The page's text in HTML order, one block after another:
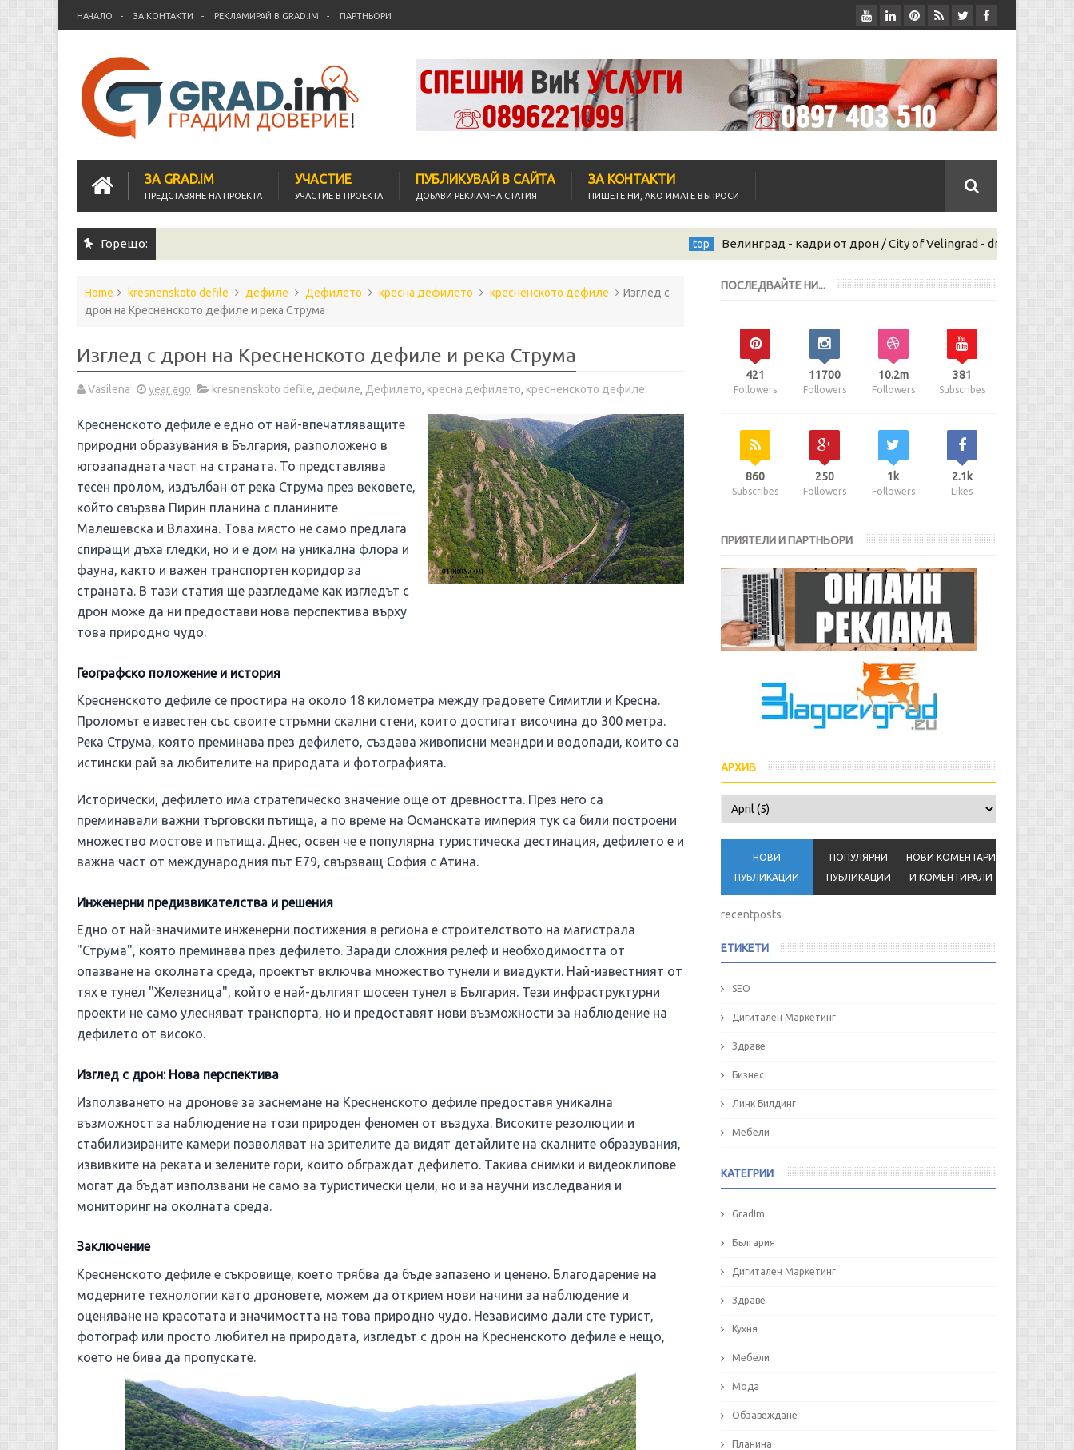
НАЧАЛО ЗА КОНТАКТИ РЕКЛАМИРАЙ В GRAD.IM ПАРТНЬОРИ
ЗА GRAD.IM
ПРЕДСТАВЯНЕ НА ПРОЕКТА
УЧАСТИЕ
УЧАСТИЕ В ПРОЕКТА
ПУБЛИКУВАЙ В САЙТА
ДОБАВИ РЕКЛАМНА СТАТИЯ
ЗА КОНТАКТИ
ПИШЕТЕ НИ, АКО ИМАТЕ ВЪПРОСИ
Горещо: Велинград - кадри от дрон / City of Velingrad - drone photos SEO
Home kresnenskoto defile дефиле Дефилето кресна дефилето кресненското дефиле
Изглед с
дрон на Кресненското дефиле и река Струма
Изглед с дрон на Кресненското дефиле и река Струма
Vasilena year ago kresnenskoto defile, дефиле, Дефилето, кресна дефилето, кресненското дефиле
Кресненското дефиле е едно от най-впечатляващите
природни образувания в България, разположено в
югозападната част на страната. То представлява
тесен пролом, издълбан от река Струма през вековете,
който свързва Пирин планина с планините
Малешевска и Влахина. Това място не само предлага
спиращи дъха гледки, но и е дом на уникална флора и
фауна, както и важен транспортен коридор за
страната. В тази статия ще разгледаме как изгледът с
дрон може да ни предостави нова перспектива върху
това природно чудо.
Географско положение и история
Кресненското дефиле се простира на около 18 километра между градовете Симитли и Кресна.
Проломът е известен със своите стръмни скални стени, които достигат височина до 300 метра.
Река Струма, която преминава през дефилето, създава живописни меандри и водопади, които са
истински рай за любителите на природата и фотографията.
Исторически, дефилето има стратегическо значение още от древността. През него са
преминавали важни търговски пътища, а по време на Османската империя тук са били построени
множество мостове и пътища. Днес, освен че е популярна туристическа дестинация, дефилето е и
важна част от международния път Е79, свързващ София с Атина.
Инженерни предизвикателства и решения
Едно от най-значимите инженерни постижения в региона е строителството на магистрала
"Струма", която преминава през дефилето. Заради сложния релеф и необходимостта от
опазване на околната среда, проектът включва множество тунели и виадукти. Най-известният от
тях е тунел "Железница", който е най-дългият шосеен тунел в България. Тези инфраструктурни
проекти не само улесняват транспорта, но и предоставят нови възможности за наблюдение на
дефилето от високо.
Изглед с дрон: Нова перспектива
Използването на дронове за заснемане на Кресненското дефиле предоставя уникална
възможност за наблюдение на този природен феномен от въздуха. Високите резолюции и
стабилизираните камери позволяват на зрителите да видят детайлите на скалните образувания,
извивките на реката и зелените гори, които обграждат дефилето. Такива снимки и видеоклипове
могат да бъдат използвани не само за туристически цели, но и за научни изследвания и
мониторинг на околната среда.
Заключение
Кресненското дефиле е съкровище, което трябва да бъде запазено и ценено. Благодарение на
модерните технологии като дроновете, можем да открием нови начини за наблюдение и
оценяване на красотата и значимостта на това природно чудо. Независимо дали сте турист,
фотограф или просто любител на природата, изгледът с дрон на Кресненското дефиле е нещо,
което не бива да пропускате.
ПОСЛЕДВАЙТЕ НИ...
421
Followers
11700
Followers
10.2m
Followers
381
Subscribes
860
Subscribes
250
Followers
1k
Followers
2.1k
Likes
ПРИЯТЕЛИ И ПАРТНЬОРИ
АРХИВ
НОВИ
ПУБЛИКАЦИИ
ПОПУЛЯРНИ
ПУБЛИКАЦИИ
НОВИ КОМЕНТАРИ
И КОМЕНТИРАЛИ
recentposts
ЕТИКЕТИ
SEO
Дигитален Маркетинг
Здраве
Бизнес
Линк Билдинг
Мебели
КАТЕГРИИ
GradIm
България
Дигитален Маркетинг
Здраве
Кухня
Мебели
Мода
Обзавеждане
Планина